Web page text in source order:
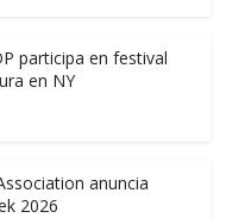
participa en festival
en NY
anuncia
2026